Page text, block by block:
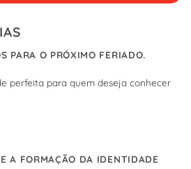
PARA O PRÓXIMO FERIADO.
perfeita para quem deseja conhecer
A FORMAÇÃO DA IDENTIDADE